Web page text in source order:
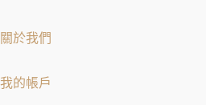
關於我們
我的帳戶